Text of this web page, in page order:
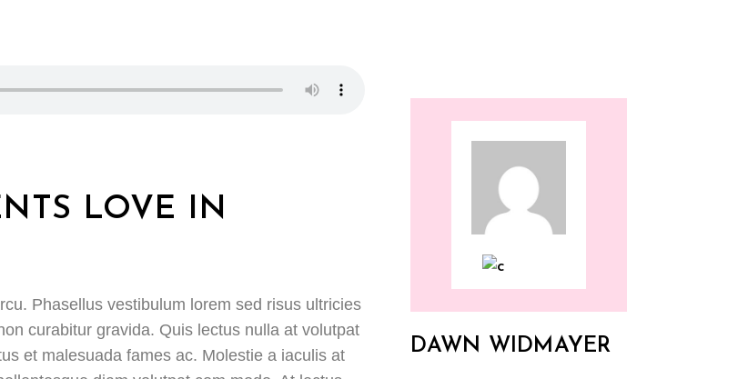
LOVE IN
Phasellus vestibulum lorem sed risus ultricies
curabitur gravida. Quis lectus nulla at volutpat
et malesuada fames ac. Molestie a iaculis at
DAWN WIDMAYER